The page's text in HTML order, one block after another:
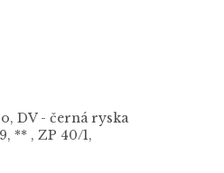
DV - černá ryska
** , ZP 40/1,